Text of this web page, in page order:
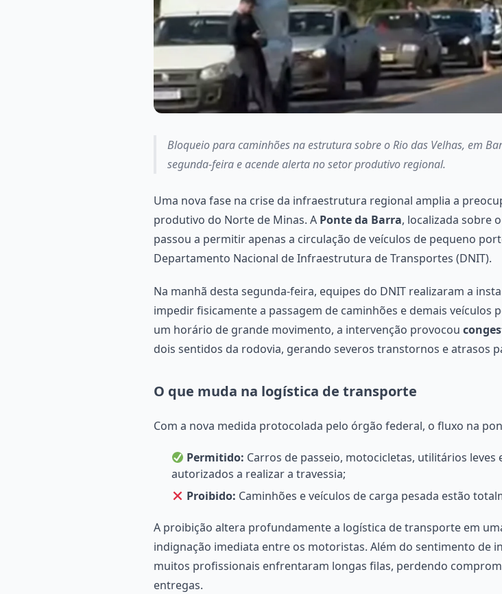
Bloqueio para caminhões na estrutura sobre o Rio das Velhas, em
segunda-feira e acende alerta no setor produtivo regional.
Uma nova fase na crise da infraestrutura regional amplia a
produtivo do Norte de Minas. A Ponte da Barra, localizada sobre
passou a permitir apenas a circulação de veículos de pequeno
Departamento Nacional de Infraestrutura de Transportes (DNIT).
Na manhã desta segunda-feira, equipes do DNIT realizaram a
impedir fisicamente a passagem de caminhões e demais veículos
um horário de grande movimento, a intervenção provocou
dois sentidos da rodovia, gerando severos transtornos e atrasos
O que muda na logística de transporte
Com a nova medida protocolada pelo órgão federal, o fluxo na
Permitido: Carros de passeio, motocicletas, utilitários
autorizados a realizar a travessia;
Proibido: Caminhões e veículos de carga pesada estão
A proibição altera profundamente a logística de transporte em
indignação imediata entre os motoristas. Além do sentimento de
muitos profissionais enfrentaram longas filas, perdendo
entregas.